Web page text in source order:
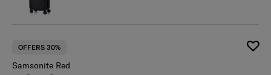
OFFERS 30%
Samsonite Red